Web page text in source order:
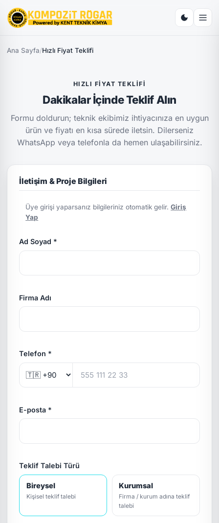
Ana Sayfa/Hızlı Fiyat Teklifi
HIZLI FIYAT TEKLIFI
Dakikalar İçinde Teklif Alın
Formu doldurun; teknik ekibimiz ihtiyacınıza en uygun
ürün ve fiyatı en kısa sürede iletsin. Dilerseniz
WhatsApp veya telefonla da hemen ulaşabilirsiniz.
İletişim & Proje Bilgileri
Üye girişi yaparsanız bilgileriniz otomatik gelir.Giriş
Yap
Ad Soyad *
Firma Adı
Telefon *
E-posta *
Teklif Talebi Türü
Bireysel
Kişisel teklif talebi
Kurumsal
Firma / kurum adına teklif
talebi